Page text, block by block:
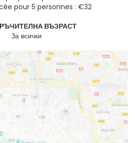
pour 5 personnes : €32
ВЪЗРАСТ
За всички